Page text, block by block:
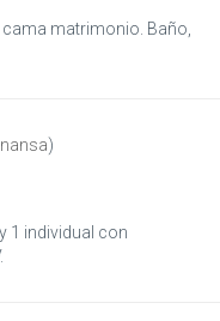
matrimonio. Baño,
)
1 individual con